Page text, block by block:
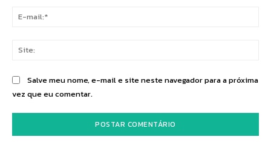
Salve meu nome, e-mail e site neste navegador para a próxima
vez que eu comentar.